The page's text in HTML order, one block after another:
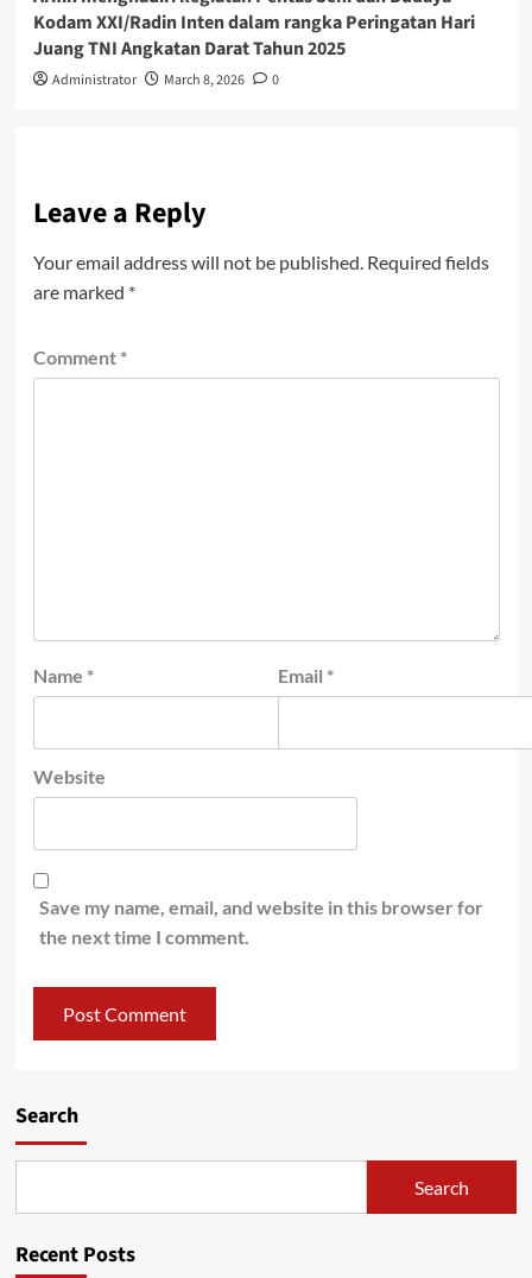
Kodam XXI/Radin Inten dalam rangka Peringatan Hari
Juang TNI Angkatan Darat Tahun 2025
Administrator March 8, 2026 0
Leave a Reply
Your email address will not be published. Required fields
are marked *
Comment *
Name * Email *
Website
Save my name, email, and website in this browser for
the next time I comment.
Search
Search
Recent Posts